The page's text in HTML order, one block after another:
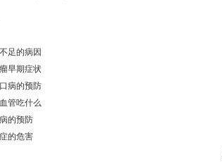
足的病因
早期症状
病的预防
管吃什么
的预防
的危害